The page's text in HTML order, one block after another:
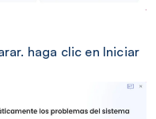
haga clic en Iniciar